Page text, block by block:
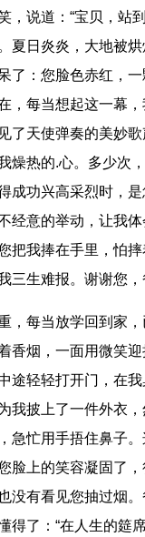
，说道：“宝贝，站
夏日炎炎，大地被
了：您脸色赤红，
每当想起这一幕，
了天使弹奏的美妙
燥热的.心。多少次
成功兴高采烈时，
经意的举动，让我
把我捧在手里，怕
三生难报。谢谢您，
每当放学回到家，
香烟，一面用微笑
途轻轻打开门，在
我披上了一件外衣
急忙用手捂住鼻子
脸上的笑容凝固了
没有看见您抽过烟
得了：“在人生的筵